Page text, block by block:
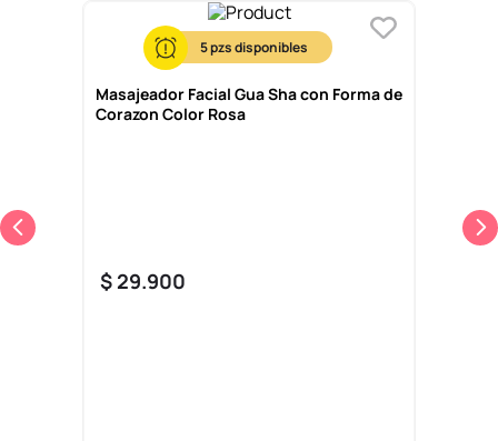
5
Masajeador Facial Gua Sha con Forma de
Corazon Color Rosa
$ 29.900